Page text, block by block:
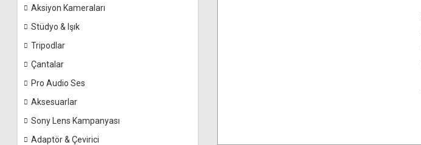
Aksiyon Kameraları
Stüdyo & Işık
Tripodlar
Çantalar
Pro Audio Ses
Aksesuarlar
Sony Lens Kampanyası
Adaptör & Çevirici